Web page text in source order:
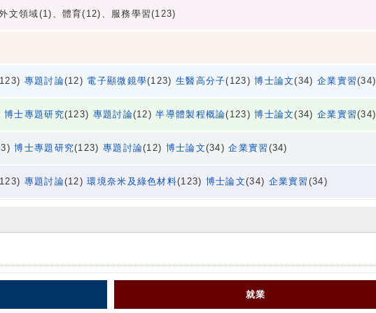
文領域(1)、體育(12)、服務學習(123)
專題討論(12) 電子顯微鏡學(123) 生醫高分子(123)博士論文(34) 企業實習(34)
博士專題研究(123) 專題討論(12)半導體製程概論(123)博士論文(34) 企業實習(34)
博士專題研究(123) 專題討論(12) 博士論文(34)企業實習 (34)
專題討論(12)環境奈米及綠色材料(123) 博士論文(34) 企業實習 (34)
就業